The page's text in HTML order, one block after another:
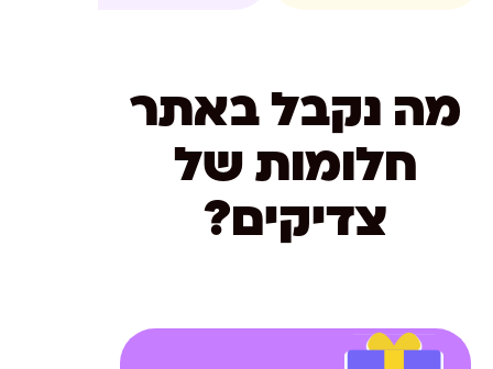
מה נקבל באתר
חלומות של
צדיקים?